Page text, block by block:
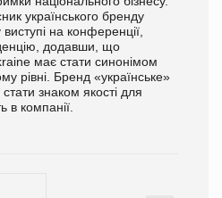
українського бренду
на конференції,
додавши, що
має стати синонімом
рівні. Бренд «українське»
знаком якості для
в компанії.